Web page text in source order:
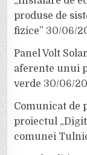
produse de
fizice” 30/06/
Panel Volt
aferente unui
verde 30/06/
Comunicat de
proiectul
comunei